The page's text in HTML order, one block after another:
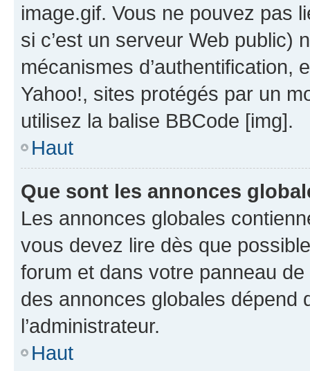
image.gif. Vous ne pouvez pas
si c’est un serveur Web public)
mécanismes d’authentification,
Yahoo!, sites protégés par un
utilisez la balise BBCode [img].
Haut
Que sont les annonces
Les annonces globales
vous devez lire dès que
forum et dans votre panneau
des annonces globales dépend
l’administrateur.
Haut